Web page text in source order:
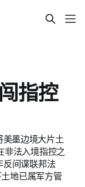
指控
墨边境大片土
非法入境指控之
间谍联邦法
地已属军方管